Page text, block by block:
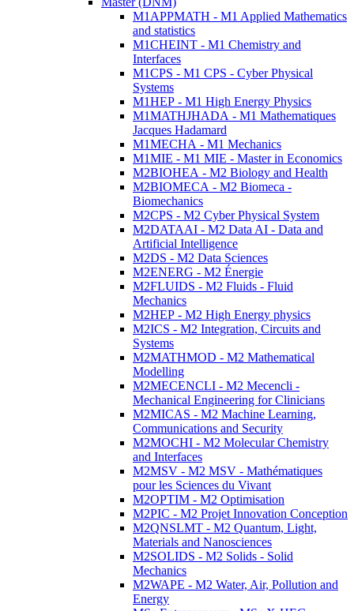
M1APPMATH - M1 Applied Mathematics
and statistics
M1CHEINT - M1 Chemistry and
Interfaces
M1CPS - M1 CPS - Cyber Physical
Systems
M1HEP - M1 High Energy Physics
M1MATHJHADA - M1 Mathematiques
Jacques Hadamard
M1MECHA - M1 Mechanics
M1MIE - M1 MIE - Master in Economics
M2BIOHEA - M2 Biology and Health
M2BIOMECA - M2 Biomeca -
Biomechanics
M2CPS - M2 Cyber Physical System
M2DATAAI - M2 Data AI - Data and
Artificial Intelligence
M2DS - M2 Data Sciences
M2ENERG - M2 Énergie
M2FLUIDS - M2 Fluids - Fluid
Mechanics
M2HEP - M2 High Energy physics
M2ICS - M2 Integration, Circuits and
Systems
M2MATHMOD - M2 Mathematical
Modelling
M2MECENCLI - M2 Mecencli -
Mechanical Engineering for Clinicians
M2MICAS - M2 Machine Learning,
Communications and Security
M2MOCHI - M2 Molecular Chemistry
and Interfaces
M2MSV - M2 MSV - Mathématiques
pour les Sciences du Vivant
M2OPTIM - M2 Optimisation
M2PIC - M2 Projet Innovation Conception
M2QNSLMT - M2 Quantum, Light,
Materials and Nanosciences
M2SOLIDS - M2 Solids - Solid
Mechanics
M2WAPE - M2 Water, Air, Pollution and
Energy